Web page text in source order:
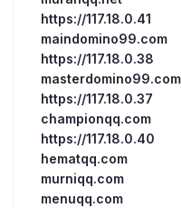
https://117.18.0.41
maindomino99.com
https://117.18.0.38
masterdomino99.com
https://117.18.0.37
championqq.com
https://117.18.0.40
hematqq.com
murniqq.com
menuqq.com